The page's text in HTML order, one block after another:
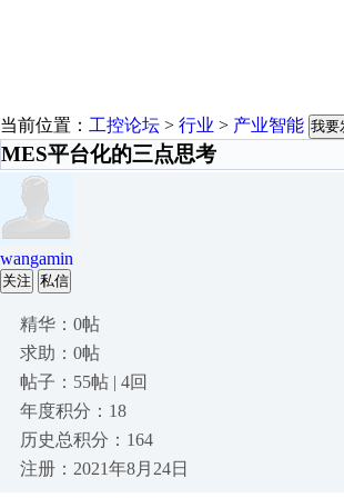
当前位置： 工控论坛 > 行业 > 产业智能 我要
MES平台化的三点思考
wangamin
关注 私信
精华：0帖
求助：0帖
帖子：55帖 | 4回
年度积分：18
历史总积分：164
注册：2021年8月24日